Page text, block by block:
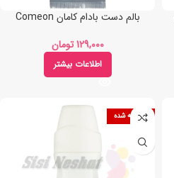
بالم دست بادام کامان Comeon
تومان
اطلاعات بیشتر
فروخته شده